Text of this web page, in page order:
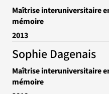
Maîtrise interuniversitaire
mémoire
2013
Sophie Dagenais
Maîtrise interuniversitaire
mémoire